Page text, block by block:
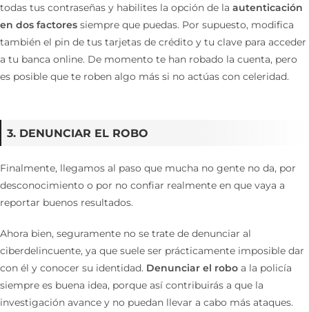
todas tus contraseñas y habilites la opción de la autenticación
en dos factores siempre que puedas. Por supuesto, modifica
también el pin de tus tarjetas de crédito y tu clave para acceder
a tu banca online. De momento te han robado la cuenta, pero
es posible que te roben algo más si no actúas con celeridad.
3. DENUNCIAR EL ROBO
Finalmente, llegamos al paso que mucha no gente no da, por
desconocimiento o por no confiar realmente en que vaya a
reportar buenos resultados.
Ahora bien, seguramente no se trate de denunciar al
ciberdelincuente, ya que suele ser prácticamente imposible dar
con él y conocer su identidad. Denunciar el robo a la policía
siempre es buena idea, porque así contribuirás a que la
investigación avance y no puedan llevar a cabo más ataques.